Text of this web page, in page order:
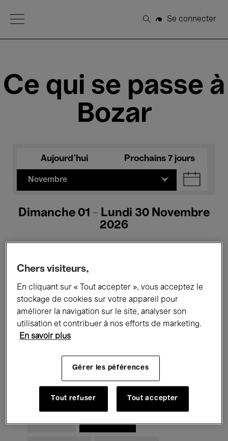
Open Menu
Rechercher
Se connecter
Ce qui se passe à
Bozar
Aujourd'hui Prochains 7 jours
Novembre
Dimanche 01 - Lundi 30 Novembre
2026
Tous les événements Concerts
Expositions Films Performances
Rencontres & Débats
Musique classique Global Music
Musique électronique
Pour tous Kids’ Palace
Chers visiteurs,
En cliquant sur « Tout accepter », vous acceptez le
stockage de cookies sur votre appareil pour
améliorer la navigation sur le site, analyser son
utilisation et contribuer à nos efforts de marketing.
En savoir plus
Gérer les péférences
Tout refuser Tout accepter